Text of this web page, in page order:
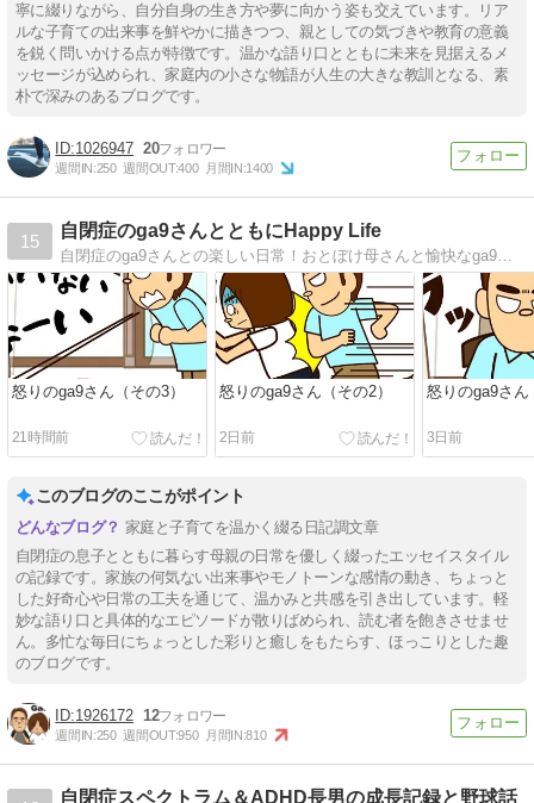
寧に綴りながら、自分自身の生き方や夢に向かう姿も交えています。リア
ルな子育ての出来事を鮮やかに描きつつ、親としての気づきや教育の意義
を鋭く問いかける点が特徴です。温かな語り口とともに未来を見据えるメ
ッセージが込められ、家庭内の小さな物語が人生の大きな教訓となる、素
朴で深みのあるブログです。
1026947 20
週間IN:250 週間OUT:400 月間IN:1400
15
自閉症のga9さんとともにHappy Life
自閉症のga9さんとの楽しい日常！おとぼけ母さんと愉快なga9さんの絵日記ブログ
怒りのga9さん（その3）
21時間前
怒りのga9さん（その2）
2日前
怒りのga9さん
3日前
このブログのここがポイント
家庭と子育てを温かく綴る日記調文章
自閉症の息子とともに暮らす母親の日常を優しく綴ったエッセイスタイル
の記録です。家族の何気ない出来事やモノトーンな感情の動き、ちょっと
した好奇心や日常の工夫を通じて、温かみと共感を引き出しています。軽
妙な語り口と具体的なエピソードが散りばめられ、読む者を飽きさせませ
ん。多忙な毎日にちょっとした彩りと癒しをもたらす、ほっこりとした趣
のブログです。
1926172 12
週間IN:250 週間OUT:950 月間IN:810
自閉症スペクトラム＆ADHD長男の成長記録と野球話